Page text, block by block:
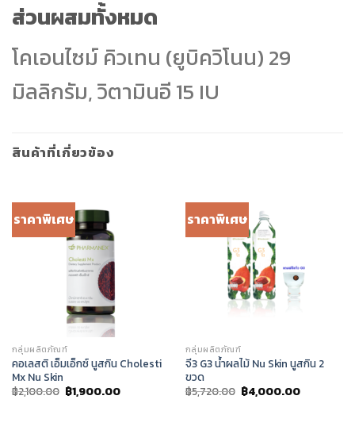
ส่วนผสมทั้งหมด
โคเอนไซม์ คิวเทน (ยูบิควิโนน) 29
มิลลิกรัม, วิตามินอี 15 IU
สินค้าที่เกี่ยวข้อง
ราคาพิเศษ
กลุ่มผลิตภัณฑ์
คอเลสติ เอ็มเอ็กซ์ นูสกิน Cholesti
Mx Nu Skin
฿2,100.00 Original
price
฿1,900.00Current
ราคาพิเศษ
กลุ่มผลิตภัณฑ์
จี3 G3 น้ำผลไม้ Nu Skin นูสกิน 2
ขวด
฿5,720.00 Original
price
฿4,000.00Current